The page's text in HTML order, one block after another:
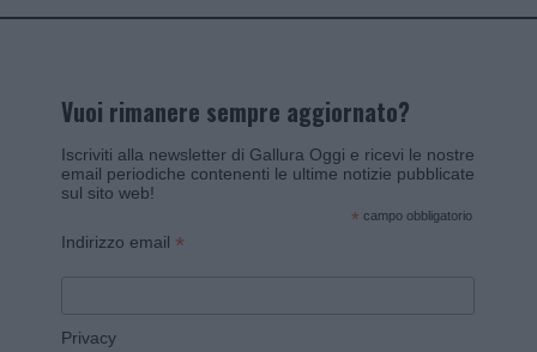
Vuoi rimanere sempre aggiornato?
Iscriviti alla newsletter di Gallura Oggi e ricevi le nostre
email periodiche contenenti le ultime notizie pubblicate
sul sito web!
* campo obbligatorio
Indirizzo email *
Privacy